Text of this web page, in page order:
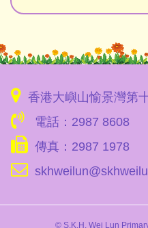
香港大嶼山愉景灣第
電話：2987 8608
傳真：2987 1978
© S.K.H. Wei Lun